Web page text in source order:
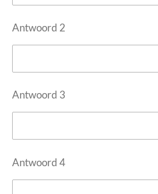
Antwoord 2
Antwoord 3
Antwoord 4